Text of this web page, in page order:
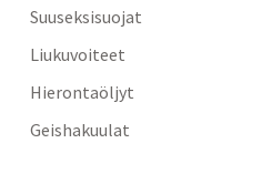
Suuseksisuojat
Liukuvoiteet
Hierontaöljyt
Geishakuulat